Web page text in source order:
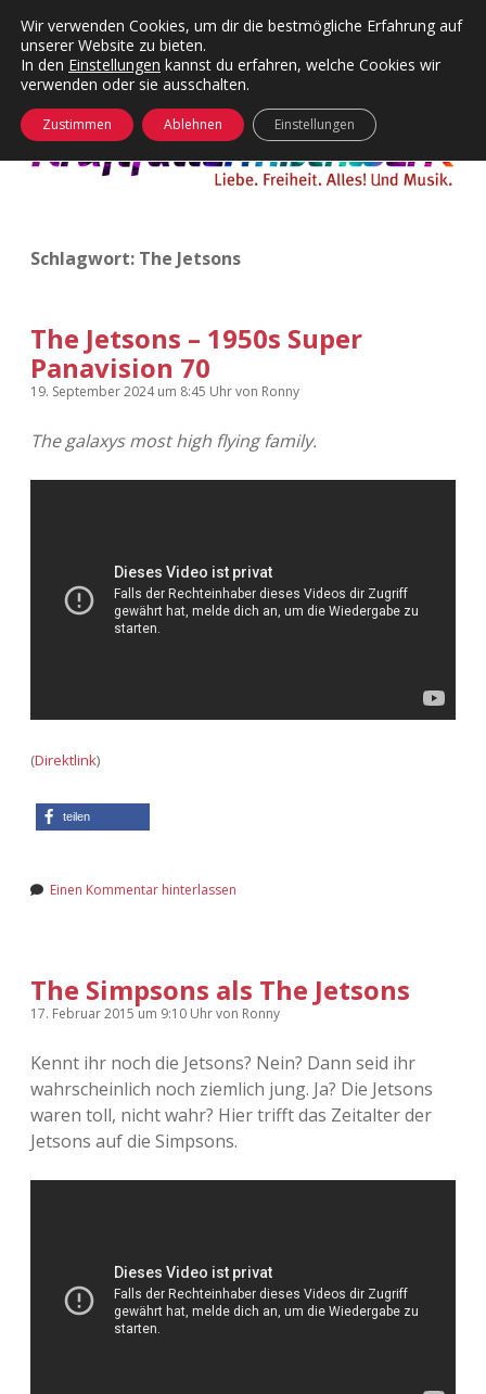
Kategorien
Menü
24 Hours Chilling
Die Wende
KFMW-Disco
Kopfkinomusik
Wandnotizen
KFMW-Disco
Dates
Contact
öffnen
Adventskalender 2010
Adventskalender 2014
Adventskalender 2015
Adventskalender 2020
Adventskalender 2022
Adventskalender 2024
facebookinstagram
öffnen
Schlagwort: The Jetsons
The Jetsons – 1950s Super
Panavision 70
19. September 2024um 8:45 Uhrvon Ronny
The galaxys most high flying family.
(Direktlink)
teilen
Einen Kommentar hinterlassen
The Simpsons als The Jetsons
17. Februar 2015 um 9:10 Uhrvon Ronny
Kennt ihr noch die Jetsons? Nein? Dann seid ihr
wahrscheinlich noch ziemlich jung. Ja? Die Jetsons
waren toll, nicht wahr? Hier trifft das Zeitalter der
Jetsons auf die Simpsons.
Wir verwenden Cookies, um dir die bestmögliche Erfahrung auf
unserer Website zu bieten.
In den Einstellungen kannst du erfahren, welche Cookies wir
verwenden oder sie ausschalten.
Zustimmen Ablehnen Einstellungen